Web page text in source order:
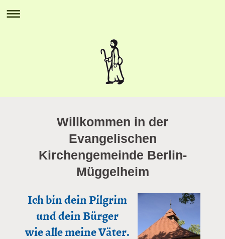
Willkommen in der
Evangelischen
Kirchengemeinde Berlin-
Müggelheim
Ich bin dein Pilgrim
und dein Bürger
wie alle meine Väter.